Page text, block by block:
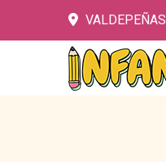
VALDEPEÑAS